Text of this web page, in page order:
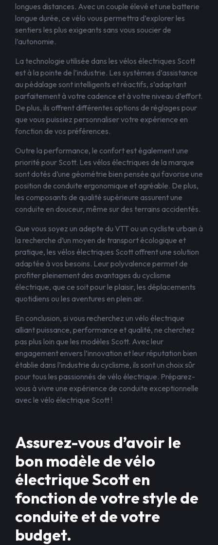
longues distances. Avec un couple élevé et une batterie
longue durée, ce vélo vous permettra d’explorer les
sentiers les plus exigeants sans vous soucier de
l’autonomie.
La technologie utilisée dans les vélos électriques Scott
est à la pointe de l’industrie. Les systèmes d’assistance
au pédalage sont intelligents et réactifs, s’adaptant
parfaitement à votre cadence et à votre niveau d’effort.
De plus, ils offrent différentes options de réglages pour
que vous puissiez personnaliser votre expérience en
fonction de vos préférences.
Outre la performance, le confort est également une
priorité pour Scott. Les vélos électriques de la marque
sont dotés d’une géométrie bien pensée qui favorise une
position de conduite ergonomique et agréable. De plus,
les composants de qualité supérieure assurent une
conduite en douceur, même sur des terrains accidentés.
Que vous soyez un adepte du VTT ou un cycliste urbain à
la recherche d’un moyen de transport écologique et
pratique, les vélos électriques Scott offrent une solution
adaptée à vos besoins. Leur polyvalence permet de
profiter pleinement des avantages du cyclisme
électrique, que ce soit pour le plaisir, les déplacements
quotidiens ou les aventures en plein air.
En conclusion, si vous recherchez un vélo électrique
alliant puissance, performance et qualité, ne cherchez
pas plus loin que les modèles Scott. Avec leur
engagement envers l’innovation et leur réputation bien
établie dans l’industrie du cyclisme, ils sont un choix sûr
pour tous les passionnés de vélo électrique. Préparez-
vous à vivre une expérience de conduite exceptionnelle
avec le vélo électrique Scott !
Assurez-vous d’avoir le
bon modèle de vélo
électrique Scott en
fonction de votre style de
conduite et de votre
budget.